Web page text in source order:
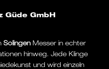
Güde GmbH
Solingen Messer in echter
hinweg. Jede Klinge
und wird einzeln